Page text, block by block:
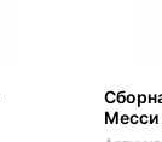
Месси